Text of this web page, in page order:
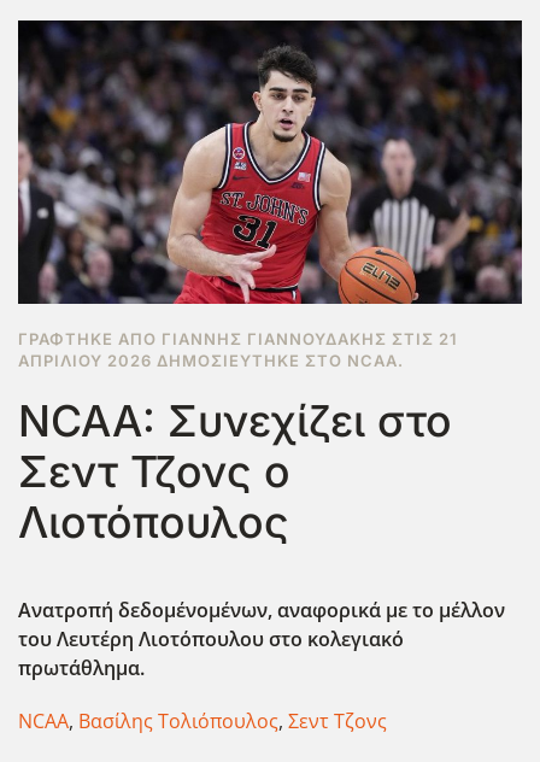
ΓΡΆΦΤΗΚΕ ΑΠΌ ΓΙΆΝΝΗΣ ΓΙΑΝΝΟΥΔΆΚΗΣ ΣΤΙΣ 21
ΑΠΡΙΛΊΟΥ 2026 ΔΗΜΟΣΙΕΎΤΗΚΕ ΣΤΟ NCAA.
NCAA: Συνεχίζει στο
Σεντ Τζονς ο
Λιοτόπουλος
Ανατροπή δεδομένομένων, αναφορικά με το μέλλον
του Λευτέρη Λιοτόπουλου στο κολεγιακό
πρωτάθλημα.
NCAA, Βασίλης Τολιόπουλος, Σεντ Τζονς